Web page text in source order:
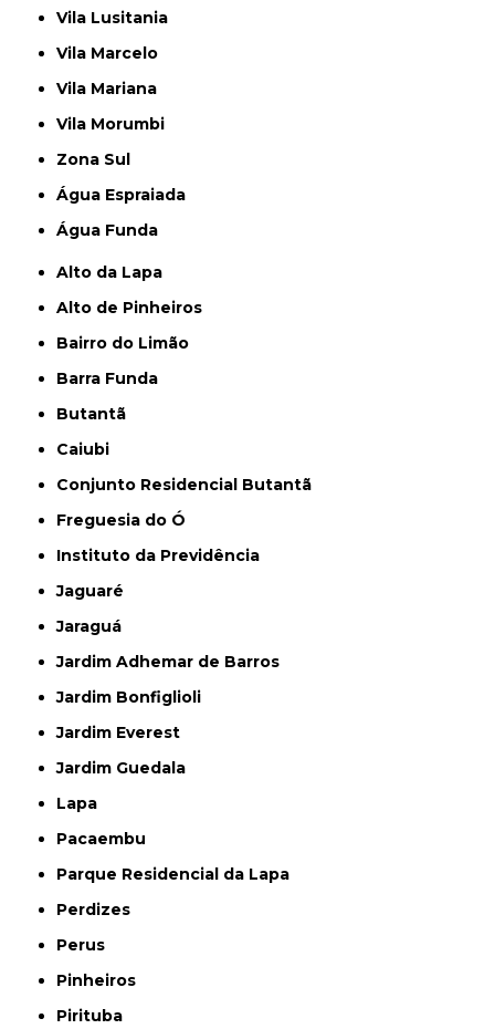
Vila Lusitania
Vila Marcelo
Vila Mariana
Vila Morumbi
Zona Sul
Água Espraiada
Água Funda
Alto da Lapa
Alto de Pinheiros
Bairro do Limão
Barra Funda
Butantã
Caiubi
Conjunto Residencial Butantã
Freguesia do Ó
Instituto da Previdência
Jaguaré
Jaraguá
Jardim Adhemar de Barros
Jardim Bonfiglioli
Jardim Everest
Jardim Guedala
Lapa
Pacaembu
Parque Residencial da Lapa
Perdizes
Perus
Pinheiros
Pirituba